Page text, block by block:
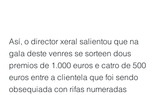
Así, o director xeral salientou que na
gala deste venres se sorteen dous
premios de 1.000 euros e catro de 500
euros entre a clientela que foi sendo
obsequiada con rifas numeradas